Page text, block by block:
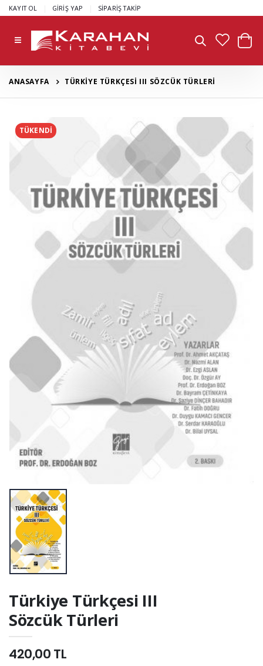
KAYIT OL GİRİŞ YAP SİPARİŞ TAKİP
ANASAYFA TÜRKİYE TÜRKÇESİ III SÖZCÜK TÜRLERİ
TÜKENDİ
Türkiye Türkçesi III
Sözcük Türleri
420,00 TL